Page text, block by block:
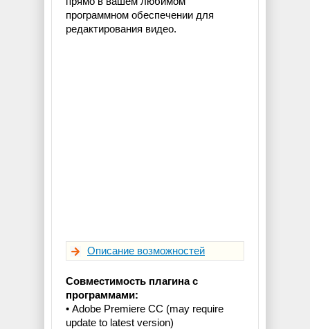
программном обеспечении для
редактирования видео.
Описание возможностей
Совместимость плагина с
программами:
• Adobe Premiere CC (may require
update to latest version)